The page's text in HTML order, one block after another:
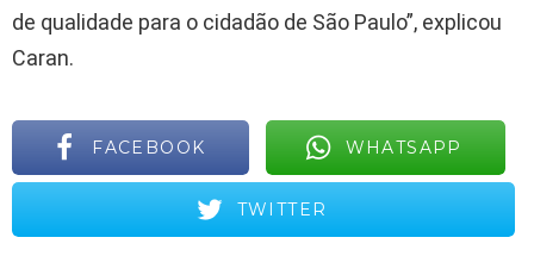
de qualidade para o cidadão de São Paulo”, explicou
Caran.
FACEBOOK WHATSAPP
TWITTER